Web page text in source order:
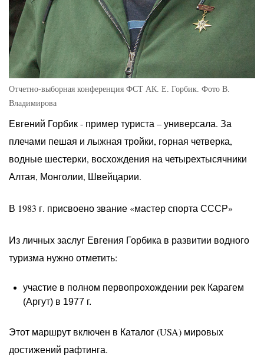
Отчетно-выборная конференция ФСТ АК. Е. Горбик. Фото В.
Владимирова
Евгений Горбик - пример туриста – универсала. За
плечами пешая и лыжная тройки, горная четверка,
водные шестерки, восхождения на четырехтысячники
Алтая, Монголии, Швейцарии.
В 1983 г. присвоено звание «мастер спорта СССР»
Из личных заслуг Евгения Горбика в развитии водного
туризма нужно отметить:
участие в полном первопрохождении рек Карагем
(Аргут) в 1977 г.
Этот маршрут включен в Каталог (USA) мировых
достижений рафтинга.